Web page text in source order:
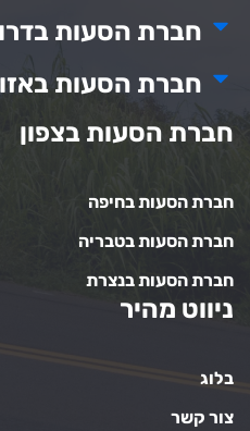
חברת הסעות
חברת הסעות
חברת הסעות בצפון
חברת הסעות בחיפה
חברת הסעות בטבריה
חברת הסעות בנצרת
ניווט מהיר
בלוג
צור קשר